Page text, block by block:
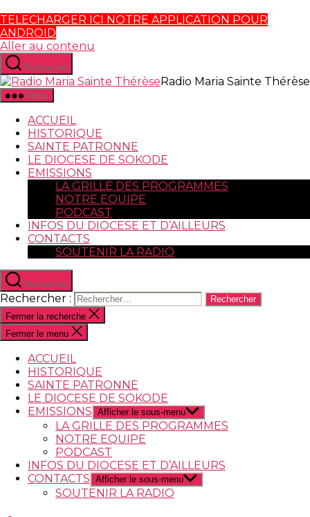
TELECHARGER ICI NOTRE APPLICATION POUR
ANDROID
Aller au contenu
Recherche
Radio Maria Sainte Thérèse
Menu
ACCUEIL
HISTORIQUE
SAINTE PATRONNE
LE DIOCESE DE SOKODE
EMISSIONS
LA GRILLE DES PROGRAMMES
NOTRE EQUIPE
PODCAST
INFOS DU DIOCESE ET D’AILLEURS
CONTACTS
SOUTENIR LA RADIO
Recherche
Rechercher :
Fermer la recherche
Fermer le menu
ACCUEIL
HISTORIQUE
SAINTE PATRONNE
LE DIOCESE DE SOKODE
EMISSIONS Afficher le sous-menu
LA GRILLE DES PROGRAMMES
NOTRE EQUIPE
PODCAST
INFOS DU DIOCESE ET D’AILLEURS
CONTACTS Afficher le sous-menu
SOUTENIR LA RADIO